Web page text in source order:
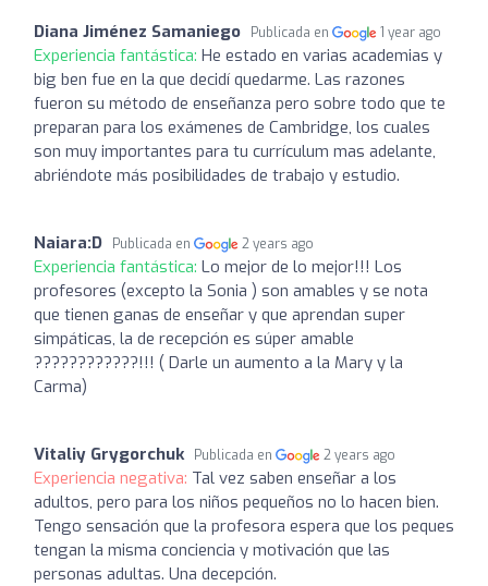
Diana Jiménez Samaniego Publicada en 1 year ago
Experiencia fantástica: He estado en varias academias y
big ben fue en la que decidí quedarme. Las razones
fueron su método de enseñanza pero sobre todo que te
preparan para los exámenes de Cambridge, los cuales
son muy importantes para tu currículum mas adelante,
abriéndote más posibilidades de trabajo y estudio.
Naiara:D Publicada en 2 years ago
Experiencia fantástica: Lo mejor de lo mejor!!! Los
profesores (excepto la Sonia ) son amables y se nota
que tienen ganas de enseñar y que aprendan super
simpáticas, la de recepción es súper amable
????????????!!! ( Darle un aumento a la Mary y la
Carma)
Vitaliy Grygorchuk Publicada en 2 years ago
Experiencia negativa: Tal vez saben enseñar a los
adultos, pero para los niños pequeños no lo hacen bien.
Tengo sensación que la profesora espera que los peques
tengan la misma conciencia y motivación que las
personas adultas. Una decepción.